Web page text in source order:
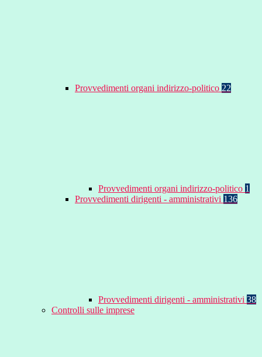
Provvedimenti organi indirizzo-politico 22
Provvedimenti organi indirizzo-politico 1
Provvedimenti dirigenti - amministrativi 136
Provvedimenti dirigenti - amministrativi 38
Controlli sulle imprese